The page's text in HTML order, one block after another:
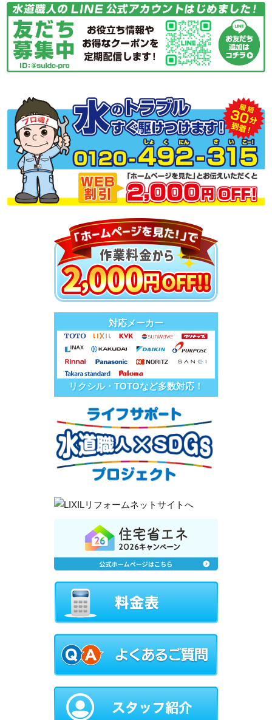
対応メーカー
リクシル・TOTOなど多数対応！